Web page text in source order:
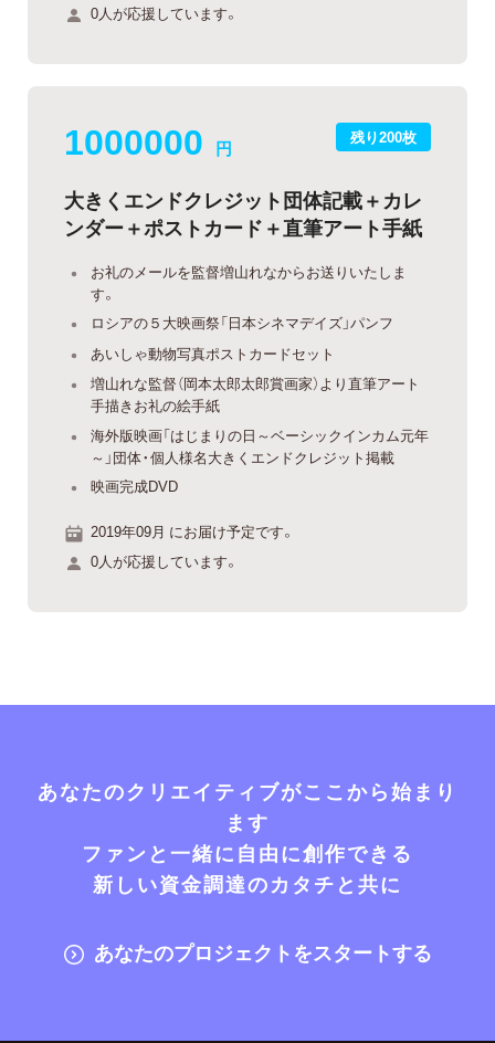
0人が応援しています。
残り200枚
1000000 円
大きくエンドクレジット団体記載＋カレ
ンダー＋ポストカード＋直筆アート手紙
お礼のメールを監督増山れなからお送りいたしま
す。
ロシアの５大映画祭「日本シネマデイズ」パンフ
あいしゃ動物写真ポストカードセット
増山れな監督（岡本太郎太郎賞画家）より直筆アート
手描きお礼の絵手紙
海外版映画「はじまりの日～ベーシックインカム元年
～」団体・個人様名大きくエンドクレジット掲載
映画完成DVD
2019年09月 にお届け予定です。
0人が応援しています。
あなたのクリエイティブがここから始まり
ます
ファンと一緒に自由に創作できる
新しい資金調達のカタチと共に
あなたのプロジェクトをスタートする